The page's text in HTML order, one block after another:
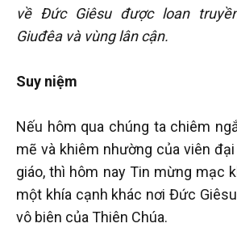
về Đức Giêsu được loan
Giuđêa và vùng lân cận.
Suy niệm
Nếu hôm qua chúng ta chiêm
mẽ và khiêm nhường của viên
giáo, thì hôm nay Tin mừng mạc
một khía cạnh khác nơi Đức
vô biên của Thiên Chúa.